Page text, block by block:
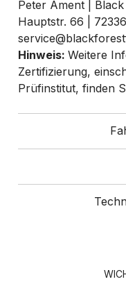
Peter Ament |
Hauptstr. 66 |
Hinweis:Weitere
Zertifizierung,
Prüfinstitut, finden